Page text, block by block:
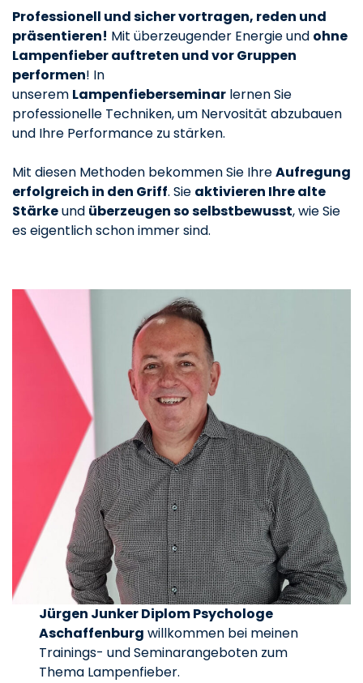
Professionell und sicher vortragen, reden und
präsentieren! Mit überzeugender Energie und ohne
Lampenfieber auftreten und vor Gruppen
performen! In
unserem Lampenfieberseminar lernen Sie
professionelle Techniken, um Nervosität abzubauen
und Ihre Performance zu stärken.
Mit diesen Methoden bekommen Sie IhreAufregung
erfolgreich in den Griff. Sie aktivieren Ihre alte
Stärkeund überzeugen so selbstbewusst, wie Sie
es eigentlich schon immer sind.
Jürgen Junker Diplom Psychologe
Aschaffenburg willkommen bei meinen
Trainings- und Seminarangeboten zum
Thema Lampenfieber.